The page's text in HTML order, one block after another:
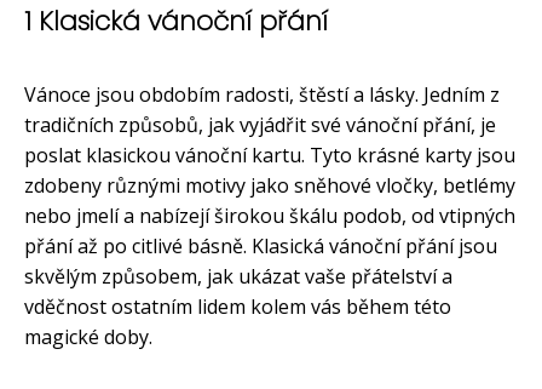
1 Klasická vánoční přání
Vánoce jsou obdobím radosti, štěstí a lásky. Jedním z
tradičních způsobů, jak vyjádřit své vánoční přání, je
poslat klasickou vánoční kartu. Tyto krásné karty jsou
zdobeny různými motivy jako sněhové vločky, betlémy
nebo jmelí a nabízejí širokou škálu podob, od vtipných
přání až po citlivé básně. Klasická vánoční přání jsou
skvělým způsobem, jak ukázat vaše přátelství a
vděčnost ostatním lidem kolem vás během této
magické doby.